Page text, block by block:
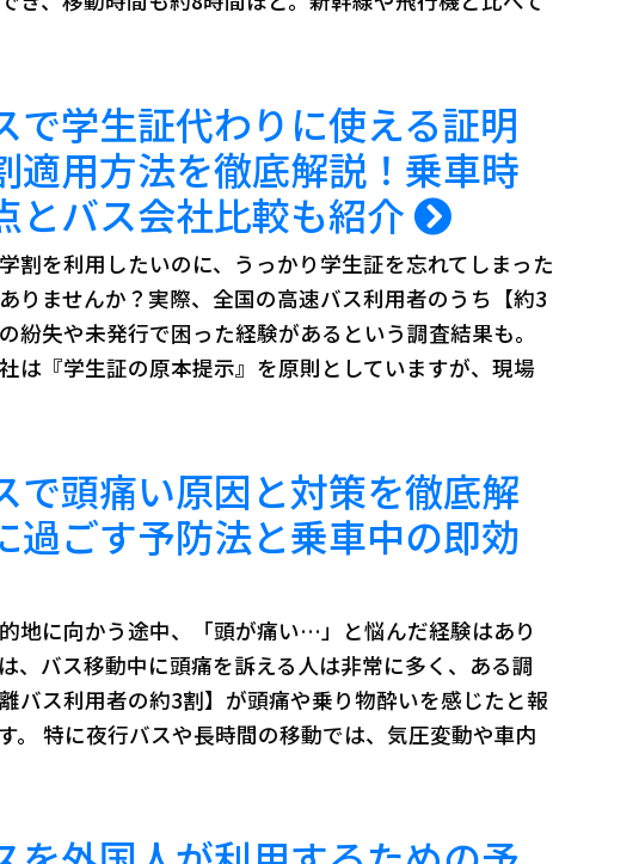
で学生証代わりに使える証明
適用方法を徹底解説！乗車時
とバス会社比較も紹介
割を利用したいのに、うっかり学生証を忘れてしまった――
りませんか？実際、全国の高速バス利用者のうち【約3
紛失や未発行で困った経験があるという調査結果も。
は『学生証の原本提示』を原則としていますが、現場
で頭痛い原因と対策を徹底解
過ごす予防法と乗車中の即効
地に向かう途中、「頭が痛い…」と悩んだ経験はあり
、バス移動中に頭痛を訴える人は非常に多く、ある調
バス利用者の約3割】が頭痛や乗り物酔いを感じたと報
。 特に夜行バスや長時間の移動では、気圧変動や車内